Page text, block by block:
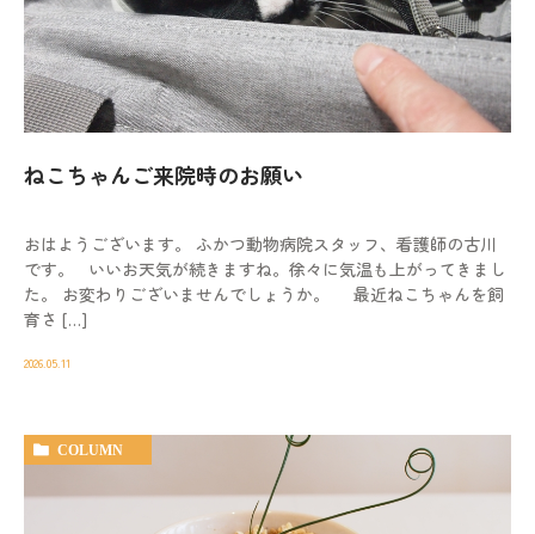
ねこちゃんご来院時のお願い
おはようございます。 ふかつ動物病院スタッフ、看護師の古川
です。 いいお天気が続きますね。徐々に気温も上がってきまし
た。 お変わりございませんでしょうか。 最近ねこちゃんを飼
育さ […]
2026.05.11
COLUMN